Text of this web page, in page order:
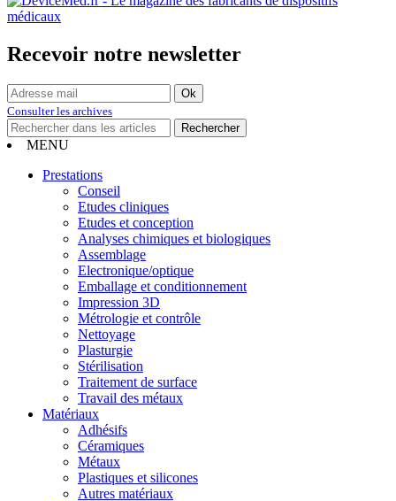
Recevoir notre newsletter
Consulter les archives
MENU
Prestations
Conseil
Etudes cliniques
Etudes et conception
Analyses chimiques et biologiques
Assemblage
Electronique/optique
Emballage et conditionnement
Impression 3D
Métrologie et contrôle
Nettoyage
Plasturgie
Stérilisation
Traitement de surface
Travail des métaux
Matériaux
Adhésifs
Céramiques
Métaux
Plastiques et silicones
Autres matériaux